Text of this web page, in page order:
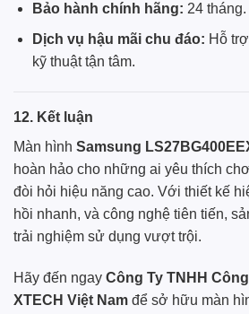
Bảo hành chính hãng: 24 tháng.
Dịch vụ hậu mãi chu đáo: Hỗ
kỹ thuật tận tâm.
12. Kết luận
Màn hình Samsung
hoàn hảo cho những ai yêu thích
đòi hỏi hiệu năng cao. Với thiết kế
hồi nhanh, và công nghệ tiên tiến,
trải nghiệm sử dụng vượt trội.
Hãy đến ngay Công Ty TNHH
XTECH Việt Nam để sở hữu màn